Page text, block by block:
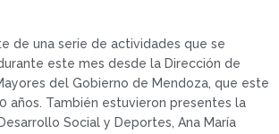
de una serie de actividades que se
este mes desde la Dirección de
del Gobierno de Mendoza, que este
años. También estuvieron presentes la
Social y Deportes, Ana María